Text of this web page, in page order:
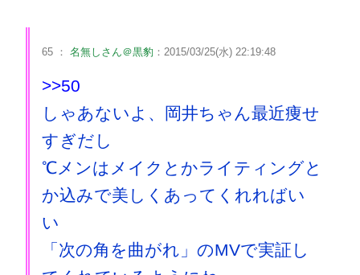
65 ： 名無しさん＠黒豹 ：2015/03/25(水) 22:19:48
>>50
しゃあないよ、岡井ちゃん最近痩せ
すぎだし
℃メンはメイクとかライティングと
か込みで美しくあってくれればい
い
「次の角を曲がれ」のMVで実証し